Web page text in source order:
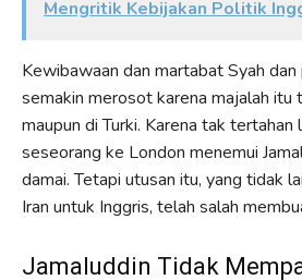
Mengritik Kebijakan Politik
Kewibawaan dan martabat Syah
semakin merosot karena majalah itu
maupun di Turki. Karena tak tertahan
seseorang ke London menemui
damai. Tetapi utusan itu, yang tidak
Iran untuk Inggris, telah salah
Jamaluddin Tidak